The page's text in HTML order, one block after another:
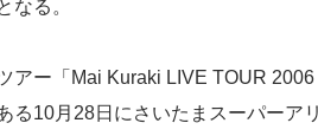
なる。
アー「Mai Kuraki LIVE TOUR
る10月28日にさいたまスーパーア